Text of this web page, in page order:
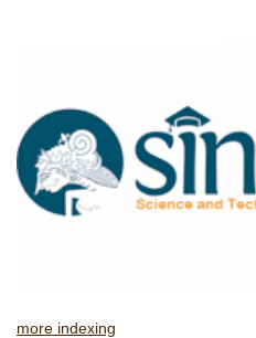
more indexing